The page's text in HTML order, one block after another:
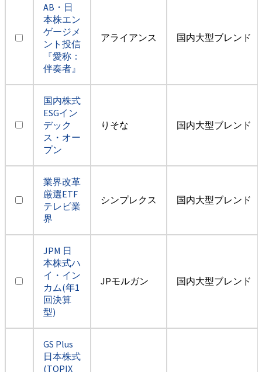
AB・日
本株エン
ゲージメ
ント投信
『愛称：
伴奏者』
アライアンス 国内大型ブレンド
国内株式
ESGイン
デック
ス・オー
プン
りそな 国内大型ブレンド
業界改革
厳選ETF
テレビ業
界
シンプレクス 国内大型ブレンド
JPM 日
本株式ハ
イ・イン
カム(年1
回決算
型)
JPモルガン 国内大型ブレンド
GS Plus
日本株式
(TOPIX